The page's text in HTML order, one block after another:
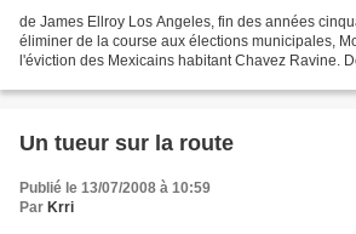
de James Ellroy Los Angeles, fin des années
éliminer de la course aux élections municipales,
l'éviction des Mexicains habitant Chavez Ravine.
Un tueur sur la route
Publié le 13/07/2008 à 10:59
Par Krri